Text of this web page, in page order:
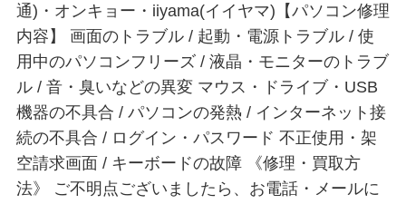
通)・オンキョー・iiyama(イイヤマ)【パソコン修理
内容】 画面のトラブル / 起動・電源トラブル / 使
用中のパソコンフリーズ / 液晶・モニターのトラブ
ル / 音・臭いなどの異変 マウス・ドライブ・USB
機器の不具合 / パソコンの発熱 / インターネット接
続の不具合 / ログイン・パスワード 不正使用・架
空請求画面 / キーボードの故障 《修理・買取方
法》 ご不明点ございましたら、お電話・メールに